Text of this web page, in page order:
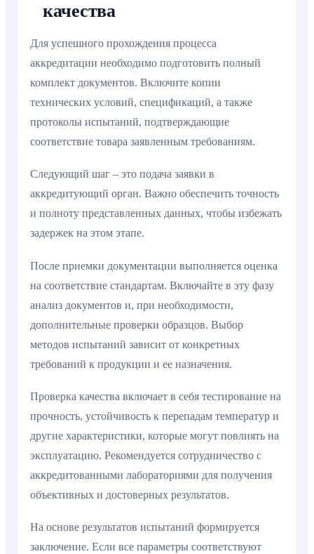
качества
Для успешного прохождения процесса
аккредитации необходимо подготовить полный
комплект документов. Включите копии
технических условий, спецификаций, а также
протоколы испытаний, подтверждающие
соответствие товара заявленным требованиям.
Следующий шаг – это подача заявки в
аккредитующий орган. Важно обеспечить точность
и полноту представленных данных, чтобы избежать
задержек на этом этапе.
После приемки документации выполняется оценка
на соответствие стандартам. Включайте в эту фазу
анализ документов и, при необходимости,
дополнительные проверки образцов. Выбор
методов испытаний зависит от конкретных
требований к продукции и ее назначения.
Проверка качества включает в себя тестирование на
прочность, устойчивость к перепадам температур и
другие характеристики, которые могут повлиять на
эксплуатацию. Рекомендуется сотрудничество с
аккредитованными лабораториями для получения
объективных и достоверных результатов.
На основе результатов испытаний формируется
заключение. Если все параметры соответствуют